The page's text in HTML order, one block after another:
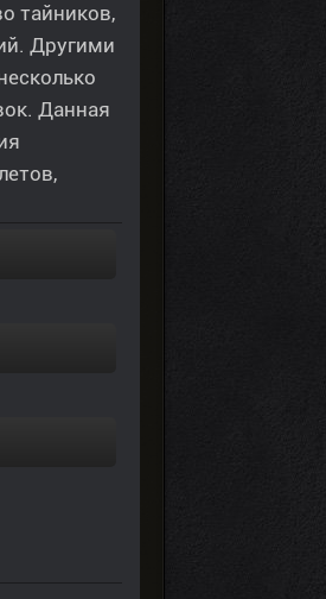
тайников,
Другими
Данная